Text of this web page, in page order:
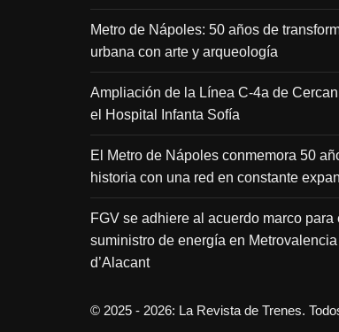
Metro de Nápoles: 50 años de
urbana con arte y arqueología
Ampliación de la Línea C-4a de
el Hospital Infanta Sofía
El Metro de Nápoles conmemora 50
historia con una red en constante
FGV se adhiere al acuerdo marco para
suministro de energía en
d’Alacant
© 2025 - 2026: La Revista de Trenes.